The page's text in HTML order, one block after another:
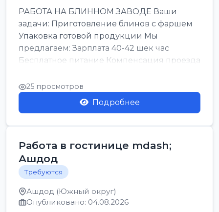
РАБОТА НА БЛИННОМ ЗАВОДЕ Ваши
задачи: Приготовление блинов с фаршем
Упаковка готовой продукции Мы
предлагаем: Зарплата 40-42 шек час
Бесплатное питание Компенсация проезда
Легкие условия труда График:...
25 просмотров
Подробнее
Работа в гостинице mdash;
Ашдод
Требуются
Ашдод (Южный округ)
Опубликовано: 04.08.2026